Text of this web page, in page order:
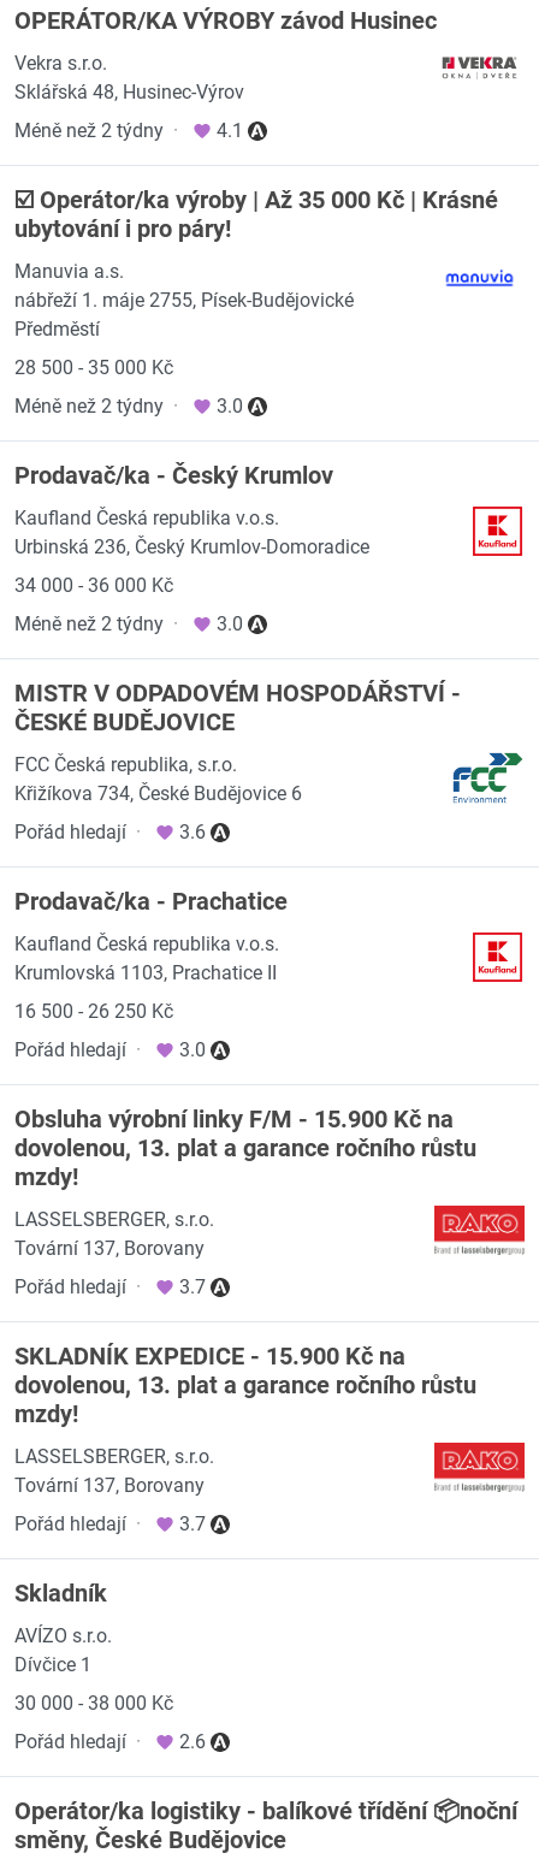
OPERÁTOR/KA VÝROBY závod Husinec
Vekra s.r.o.
Sklářská 48, Husinec-Výrov
Méně než 2 týdny · 4.1
☑️ Operátor/ka výroby | Až 35 000 Kč | Krásné
ubytování i pro páry!
Manuvia a.s.
nábřeží 1. máje 2755, Písek-Budějovické
Předměstí
28 500 - 35 000 Kč
Méně než 2 týdny · 3.0
Prodavač/ka - Český Krumlov
Kaufland Česká republika v.o.s.
Urbinská 236, Český Krumlov-Domoradice
34 000 - 36 000 Kč
Méně než 2 týdny · 3.0
MISTR V ODPADOVÉM HOSPODÁŘSTVÍ -
ČESKÉ BUDĚJOVICE
FCC Česká republika, s.r.o.
Křižíkova 734, České Budějovice 6
Pořád hledají · 3.6
Prodavač/ka - Prachatice
Kaufland Česká republika v.o.s.
Krumlovská 1103, Prachatice II
16 500 - 26 250 Kč
Pořád hledají · 3.0
Obsluha výrobní linky F/M - 15.900 Kč na
dovolenou, 13. plat a garance ročního růstu
mzdy!
LASSELSBERGER, s.r.o.
Tovární 137, Borovany
Pořád hledají · 3.7
SKLADNÍK EXPEDICE - 15.900 Kč na
dovolenou, 13. plat a garance ročního růstu
mzdy!
LASSELSBERGER, s.r.o.
Tovární 137, Borovany
Pořád hledají · 3.7
Skladník
AVÍZO s.r.o.
Dívčice 1
30 000 - 38 000 Kč
Pořád hledají · 2.6
Operátor/ka logistiky - balíkové třídění 📦noční
směny, České Budějovice